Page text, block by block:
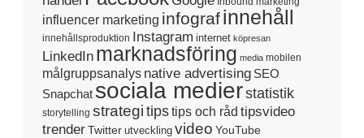
influencer marketing infografinnehåll
innehållsproduktion Instagram internet köpresan
LinkedIn marknadsföring media mobilen
målgruppsanalys native advertising SEO
Snapchat sociala medierstatistik
storytelling strategi tipstips och råd tipsvideo
trenderTwitter utveckling video YouTube